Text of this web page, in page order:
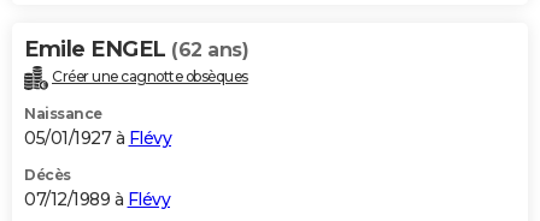
Emile ENGEL (62 ans)
Créer une cagnotte obsèques
Naissance
05/01/1927 à Flévy
Décès
07/12/1989 à Flévy